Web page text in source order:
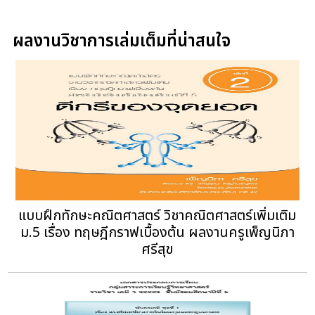
ผลงานวิชาการเล่มเต็มที่น่าสนใจ
แบบฝึกทักษะคณิตศาสตร์ วิชาคณิตศาสตร์เพิ่มเติม
ม.5 เรื่อง ทฤษฎีกราฟเบื้องต้น ผลงานครูเพ็ญนิภา
ศรีสุข